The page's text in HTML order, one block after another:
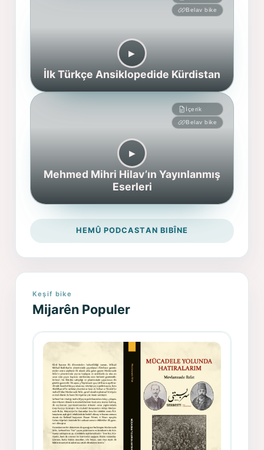
Belav bike
▶︎
İlk Türkçe Ansiklopedide Kürdistan
İçerik
Belav bike
▶︎
Mehmed Mihri Hilav’ın Yayınlanmış
Eserleri
HEMÛ PODCASTAN BIBÎNE
Keşif bike
Mijarên Populer